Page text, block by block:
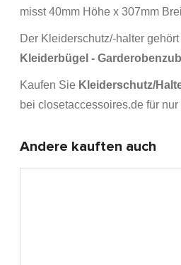
misst 40mm Höhe x 307mm
Der Kleiderschutz/-halter
Kleiderbügel -
Kaufen Sie Kleiderschutz/
bei closetaccessoires.de für nur
Andere kauften auch